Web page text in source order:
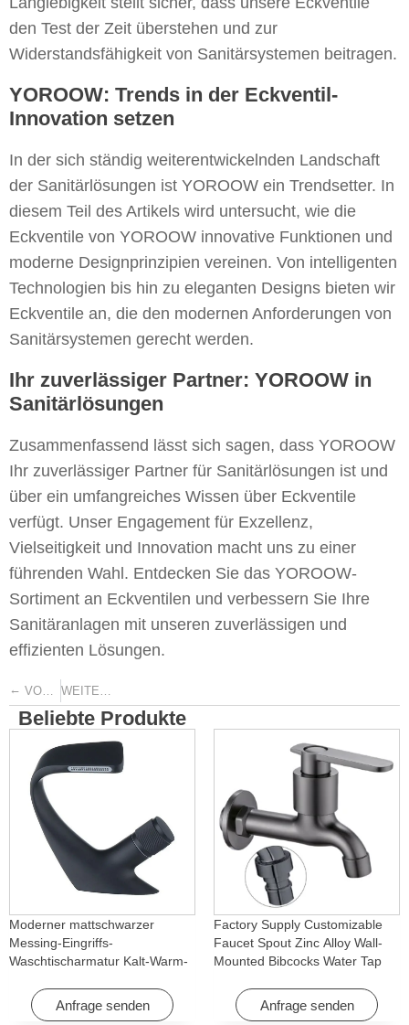
den Test der Zeit überstehen und zur
Widerstandsfähigkeit von Sanitärsystemen beitragen.
YOROOW: Trends in der Eckventil-
Innovation setzen
In der sich ständig weiterentwickelnden Landschaft
der Sanitärlösungen ist YOROOW ein Trendsetter. In
diesem Teil des Artikels wird untersucht, wie die
Eckventile von YOROOW innovative Funktionen und
moderne Designprinzipien vereinen. Von intelligenten
Technologien bis hin zu eleganten Designs bieten wir
Eckventile an, die den modernen Anforderungen von
Sanitärsystemen gerecht werden.
Ihr zuverlässiger Partner: YOROOW in
Sanitärlösungen
Zusammenfassend lässt sich sagen, dass YOROOW
Ihr zuverlässiger Partner für Sanitärlösungen ist und
über ein umfangreiches Wissen über Eckventile
verfügt. Unser Engagement für Exzellenz,
Vielseitigkeit und Innovation macht uns zu einer
führenden Wahl. Entdecken Sie das YOROOW-
Sortiment an Eckventilen und verbessern Sie Ihre
Sanitäranlagen mit unseren zuverlässigen und
effizienten Lösungen.
← VORHERIGE WEITER
Beliebte Produkte
Moderner mattschwarzer
Messing-Eingriffs-
Waschtischarmatur Kalt-Warm-
Hotel & Wohnung
Anfrage senden
Factory Supply Customizable
Faucet Spout Zinc Alloy Wall-
Mounted Bibcocks Water Tap
Anfrage senden